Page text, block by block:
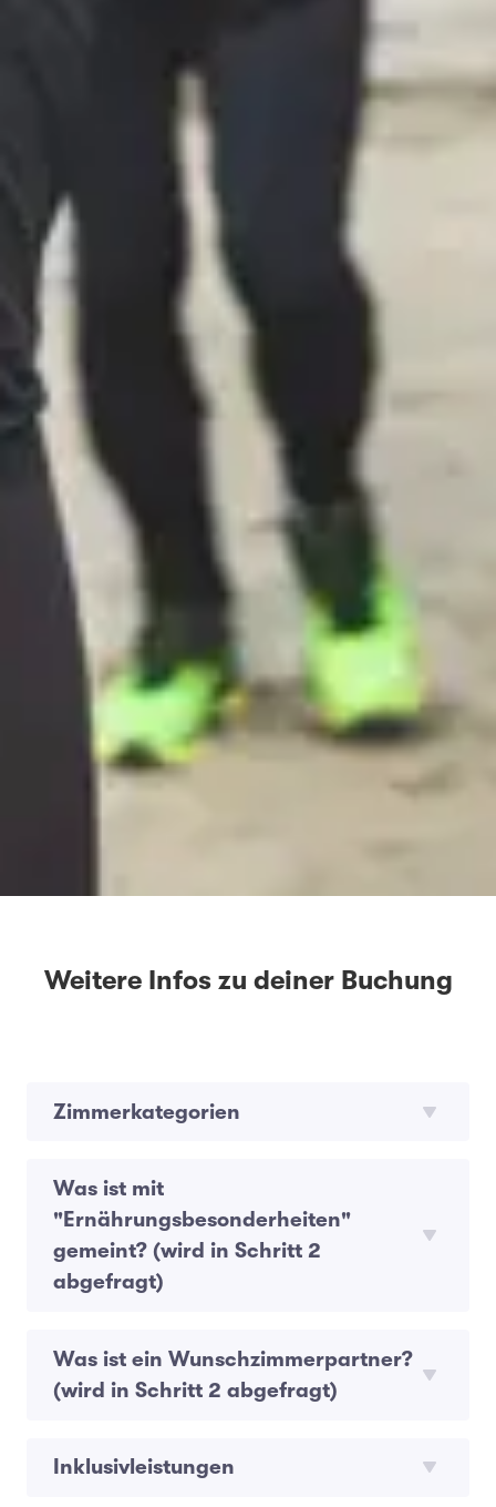
Weitere Infos zu deiner Buchung
Zimmerkategorien
Was ist mit
"Ernährungsbesonderheiten"
gemeint? (wird in Schritt 2
abgefragt)
Was ist ein Wunschzimmerpartner?
(wird in Schritt 2 abgefragt)
Inklusivleistungen